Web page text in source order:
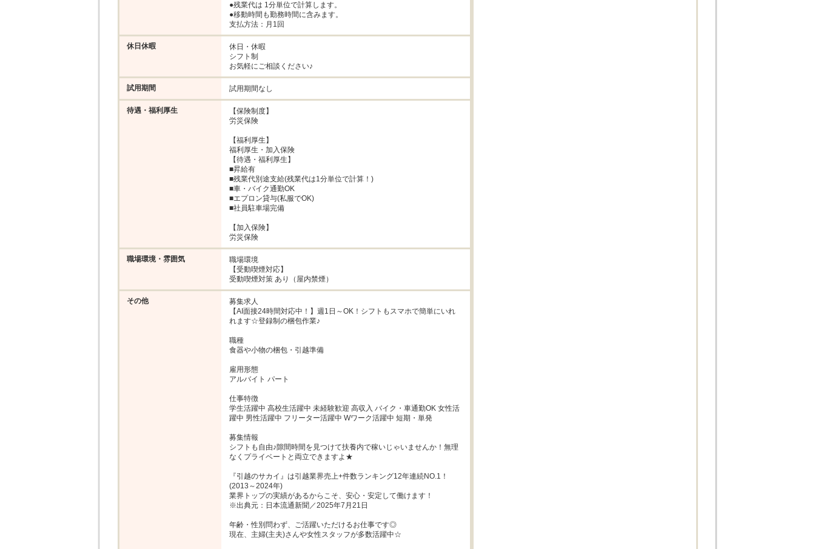
●残業代は 1分単位で計算します。
●移動時間も勤務時間に含みます。
支払方法：月1回
休日休暇
休日・休暇
シフト制
お気軽にご相談ください♪
試用期間 試用期間なし
待遇・福利厚生
【保険制度】
労災保険
【福利厚生】
福利厚生・加入保険
【待遇・福利厚生】
■昇給有
■残業代別途支給(残業代は1分単位で計算！)
■車・バイク通勤OK
■エプロン貸与(私服でOK)
■社員駐車場完備
【加入保険】
労災保険
職場環境・雰囲気
職場環境
【受動喫煙対応】
受動喫煙対策 あり（屋内禁煙）
その他
募集求人
【AI面接24時間対応中！】週1日～OK！シフトもスマホで簡単にいれ
れます☆登録制の梱包作業♪
職種
食器や小物の梱包・引越準備
雇用形態
アルバイト パート
仕事特徴
学生活躍中 高校生活躍中 未経験歓迎 高収入 バイク・車通勤OK 女性活
躍中 男性活躍中 フリーター活躍中 Wワーク活躍中 短期・単発
募集情報
シフトも自由♪隙間時間を見つけて扶養内で稼いじゃいませんか！無理
なくプライベートと両立できますよ★
『引越のサカイ』は引越業界売上+件数ランキング12年連続NO.1！
(2013～2024年)
業界トップの実績があるからこそ、安心・安定して働けます！
※出典元：日本流通新聞／2025年7月21日
年齢・性別問わず、ご活躍いただけるお仕事です◎
現在、主婦(主夫)さんや女性スタッフが多数活躍中☆